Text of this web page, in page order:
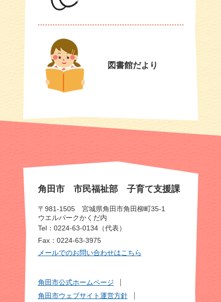
図書館だより
角田市 市民福祉部 子育て支援課
〒981-1505 宮城県角田市角田柳町35-1
ウエルパークかくだ内
Tel：0224-63-0134（代表）
Fax：0224-63-3975
メールでのお問い合わせはこちら
角田市公式ホームページ
角田市ウェブサイト運営方針